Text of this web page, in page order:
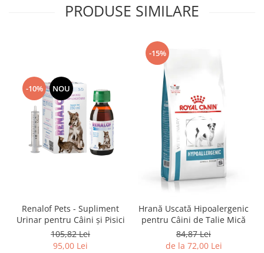
PRODUSE SIMILARE
-10% NOU
Renalof Pets - Supliment
Urinar pentru Câini și Pisici
105,82 Lei
95,00 Lei
-15%
Hrană Uscată Hipoalergenic
pentru Câini de Talie Mică
84,87 Lei
de la 72,00 Lei